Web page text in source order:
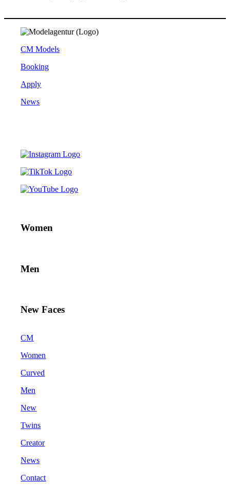
CM Models
Booking
Apply
News
Women
Men
New Faces
CM
Women
Curved
Men
New
Twins
Creator
News
Contact